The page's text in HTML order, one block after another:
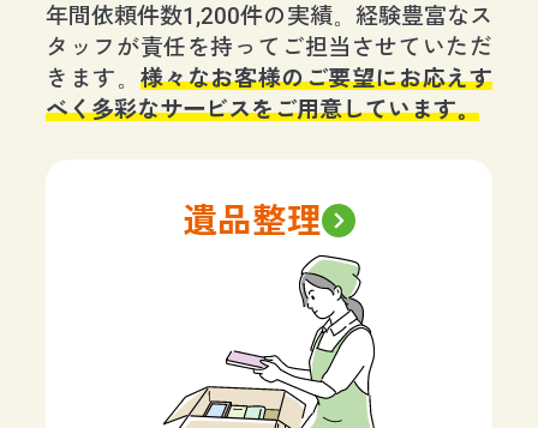
年間依頼件数1,200件の実績。経験豊富なス
タッフが責任を持ってご担当させていただ
きます。 様々なお客様のご要望にお応えす
べく多彩なサービスをご用意しています。
遺品整理